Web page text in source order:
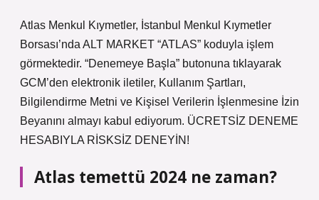
Atlas Menkul Kıymetler, İstanbul Menkul Kıymetler
Borsası’nda ALT MARKET “ATLAS” koduyla işlem
görmektedir. “Denemeye Başla” butonuna tıklayarak
GCM’den elektronik iletiler, Kullanım Şartları,
Bilgilendirme Metni ve Kişisel Verilerin İşlenmesine İzin
Beyanını almayı kabul ediyorum. ÜCRETSİZ DENEME
HESABIYLA RİSKSİZ DENEYİN!
Atlas temettü 2024 ne zaman?